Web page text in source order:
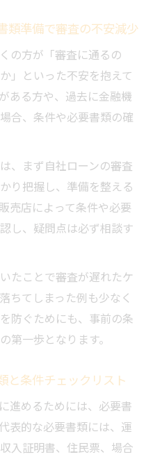
類準備で審査の不安減少
の方が「審査に通るの
」といった不安を抱えて
ある方や、過去に金融機
合、条件や必要書類の確
、まず自社ローンの審査
り把握し、準備を整える
売店によって条件や必要
し、疑問点は必ず相談す
たことで審査が遅れたケ
ちてしまった例も少なく
防ぐためにも、事前の条
第一歩となります。
と条件チェックリスト
進めるためには、必要書
表的な必要書類には、運
入証明書、住民票、場合